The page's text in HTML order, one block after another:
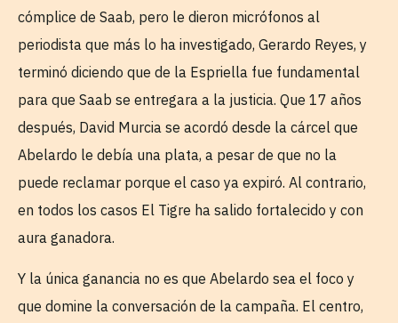
cómplice de Saab, pero le dieron micrófonos al
periodista que más lo ha investigado, Gerardo Reyes, y
terminó diciendo que de la Espriella fue fundamental
para que Saab se entregara a la justicia. Que 17 años
después, David Murcia se acordó desde la cárcel que
Abelardo le debía una plata, a pesar de que no la
puede reclamar porque el caso ya expiró. Al contrario,
en todos los casos El Tigre ha salido fortalecido y con
aura ganadora.
Y la única ganancia no es que Abelardo sea el foco y
que domine la conversación de la campaña. El centro,